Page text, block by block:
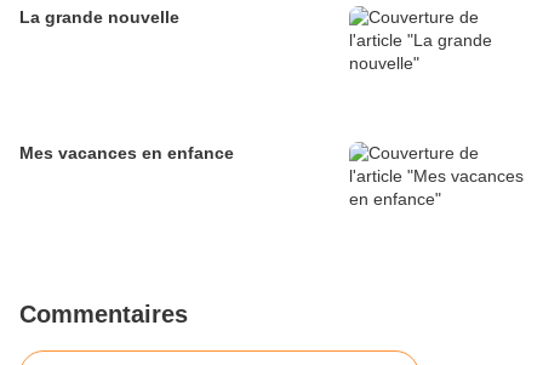
La grande nouvelle
Mes vacances en enfance
Commentaires